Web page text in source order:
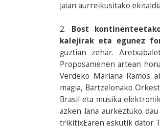
jaian aurreikusitako
2. Bost
kalejirak eta egunez
guztian zehar.
Proposamenen artean
Verdeko Mariana Ramos
magia, Bartzelonako
Brasil eta musika
azken lana aurkeztuko
trikitixEaren eskutik dator